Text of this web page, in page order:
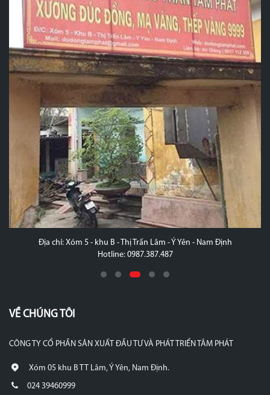
Địa chỉ: Xóm 5 - khu B - Thị Trấn Lâm - Ý Yên - Nam Định
Hotline: 0987.387.487
VỀ CHÚNG TÔI
CÔNG TY CỔ PHẦN SẢN XUẤT ĐẦU TƯ VÀ PHÁT TRIỂN TÂM PHÁT
Xóm 05 khu B TT Lâm, Ý Yên, Nam Định.
024 39460999